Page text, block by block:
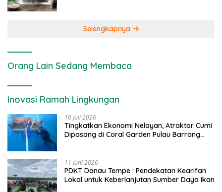
Selengkapnya
Orang Lain Sedang Membaca
Inovasi Ramah Lingkungan
10 Juli 2026
Tingkatkan Ekonomi Nelayan, Atraktor Cumi
Dipasang di Coral Garden Pulau Barrang
11 Juni 2026
PDKT Danau Tempe : Pendekatan Kearifan
Lokal untuk Keberlanjutan Sumber Daya Ikan